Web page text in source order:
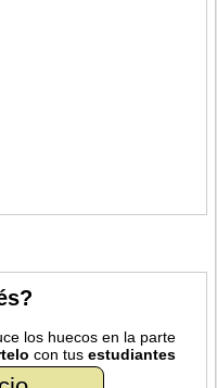
los huecos en la parte
con tusestudiantes